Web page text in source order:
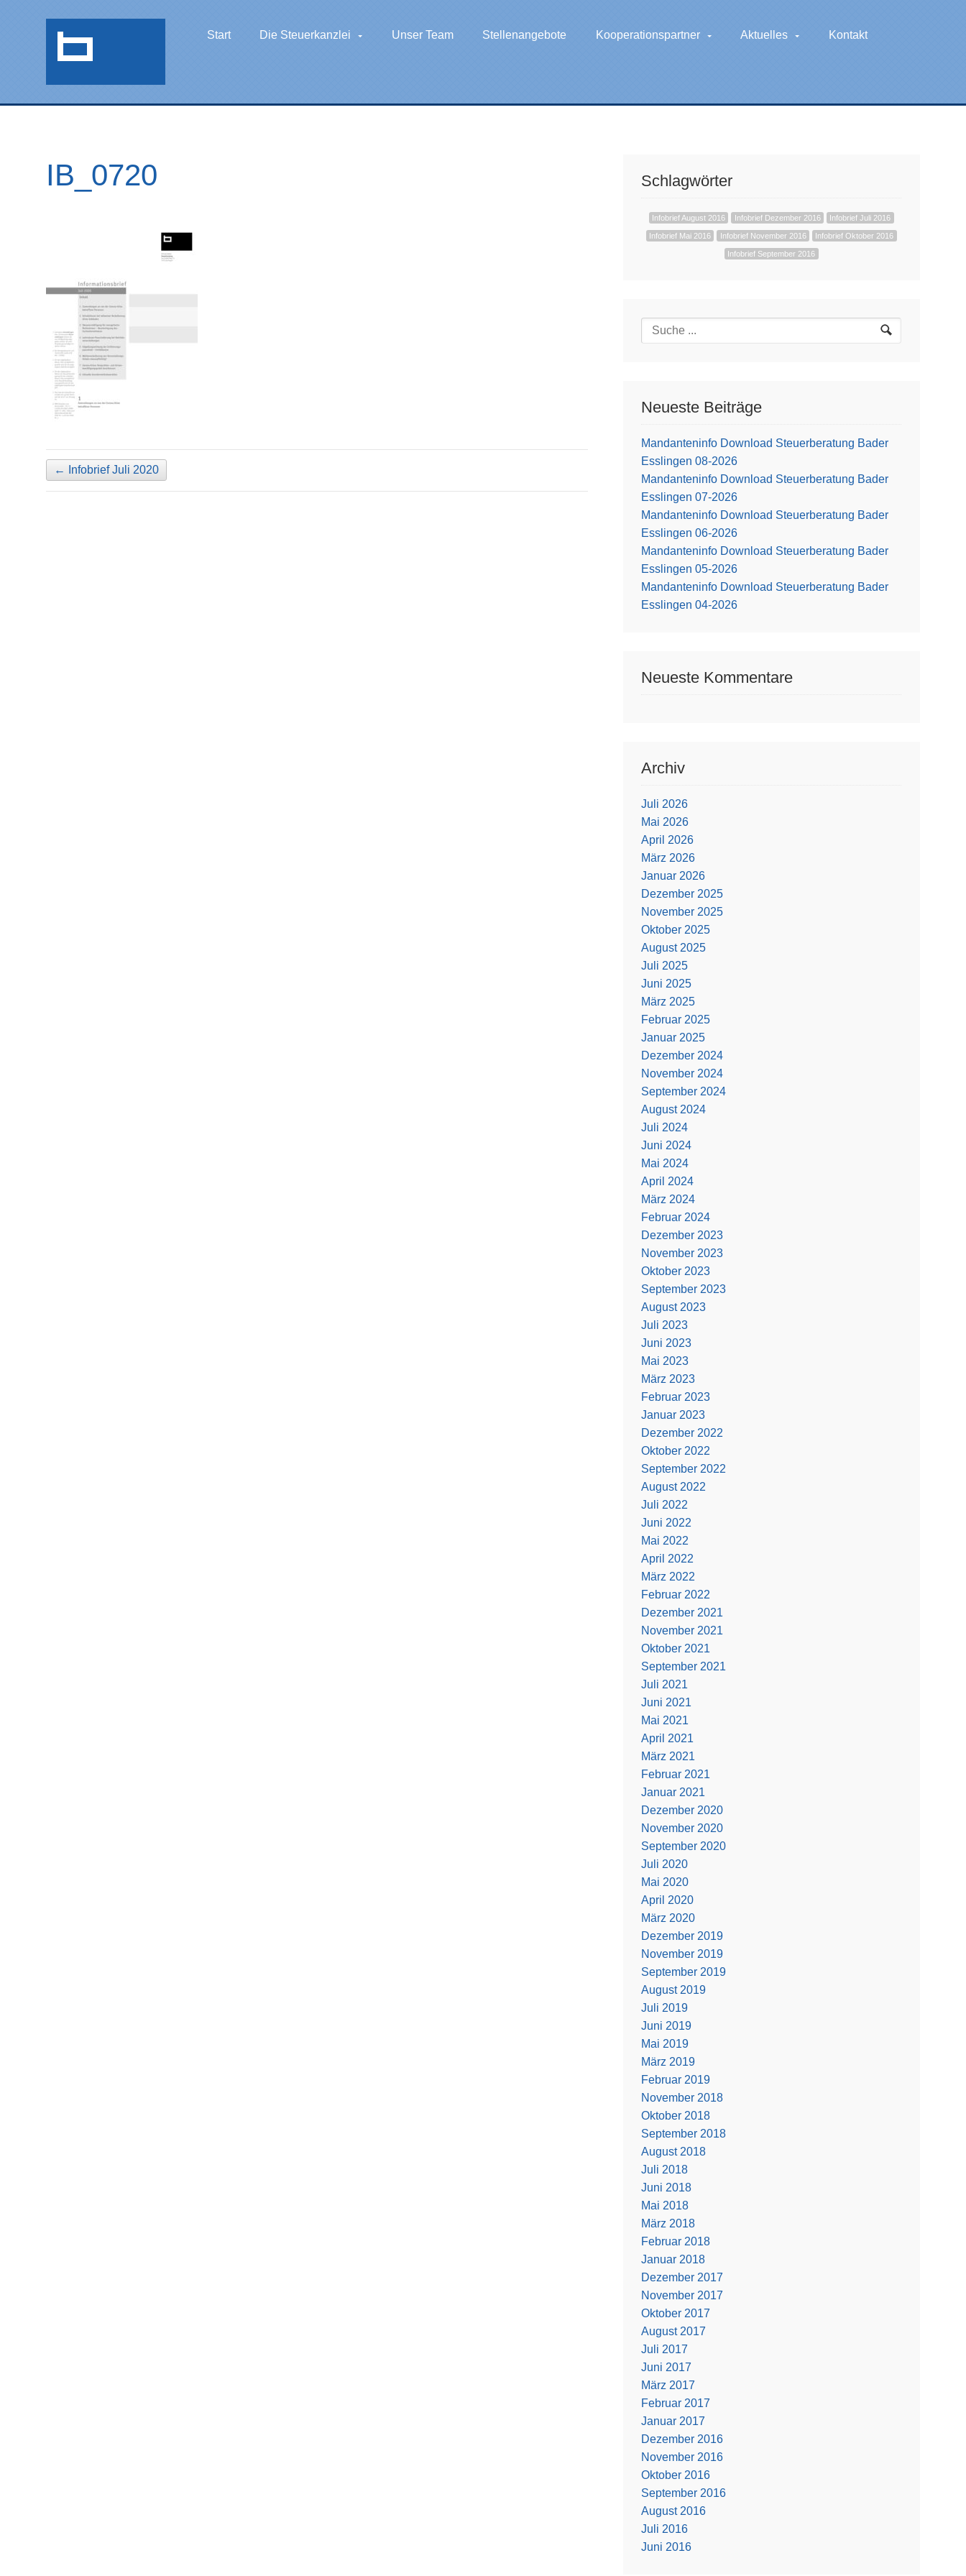
Start Die Steuerkanzlei Unser Team Stellenangebote Kooperationspartner Aktuelles Kontakt
IB_0720
← Infobrief Juli 2020
Schlagwörter
Infobrief August 2016 Infobrief Dezember 2016 Infobrief Juli 2016
Infobrief Mai 2016 Infobrief November 2016 Infobrief Oktober 2016
Infobrief September 2016
Neueste Beiträge
Mandanteninfo Download Steuerberatung Bader
Esslingen 08-2026
Mandanteninfo Download Steuerberatung Bader
Esslingen 07-2026
Mandanteninfo Download Steuerberatung Bader
Esslingen 06-2026
Mandanteninfo Download Steuerberatung Bader
Esslingen 05-2026
Mandanteninfo Download Steuerberatung Bader
Esslingen 04-2026
Neueste Kommentare
Archiv
Juli 2026
Mai 2026
April 2026
März 2026
Januar 2026
Dezember 2025
November 2025
Oktober 2025
August 2025
Juli 2025
Juni 2025
März 2025
Februar 2025
Januar 2025
Dezember 2024
November 2024
September 2024
August 2024
Juli 2024
Juni 2024
Mai 2024
April 2024
März 2024
Februar 2024
Dezember 2023
November 2023
Oktober 2023
September 2023
August 2023
Juli 2023
Juni 2023
Mai 2023
März 2023
Februar 2023
Januar 2023
Dezember 2022
Oktober 2022
September 2022
August 2022
Juli 2022
Juni 2022
Mai 2022
April 2022
März 2022
Februar 2022
Dezember 2021
November 2021
Oktober 2021
September 2021
Juli 2021
Juni 2021
Mai 2021
April 2021
März 2021
Februar 2021
Januar 2021
Dezember 2020
November 2020
September 2020
Juli 2020
Mai 2020
April 2020
März 2020
Dezember 2019
November 2019
September 2019
August 2019
Juli 2019
Juni 2019
Mai 2019
März 2019
Februar 2019
November 2018
Oktober 2018
September 2018
August 2018
Juli 2018
Juni 2018
Mai 2018
März 2018
Februar 2018
Januar 2018
Dezember 2017
November 2017
Oktober 2017
August 2017
Juli 2017
Juni 2017
März 2017
Februar 2017
Januar 2017
Dezember 2016
November 2016
Oktober 2016
September 2016
August 2016
Juli 2016
Juni 2016